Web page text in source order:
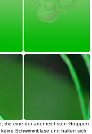
die eine der artenreichsten Gruppen
Schwimmblase und halten sich